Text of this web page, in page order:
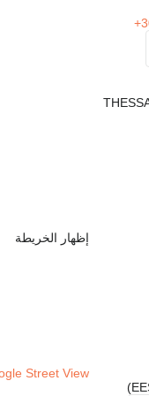
إظهار الخريطة
Street View